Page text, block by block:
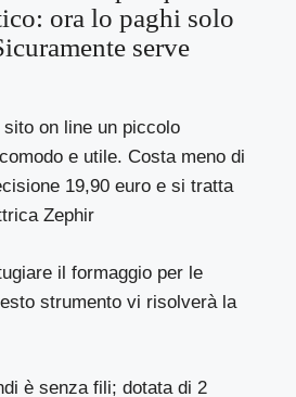
ora lo paghi solo
serve
on line un piccolo
e utile. Costa meno di
19,90 euro e si tratta
Zephir
il formaggio per le
strumento vi risolverà la
è senza fili; dotata di 2